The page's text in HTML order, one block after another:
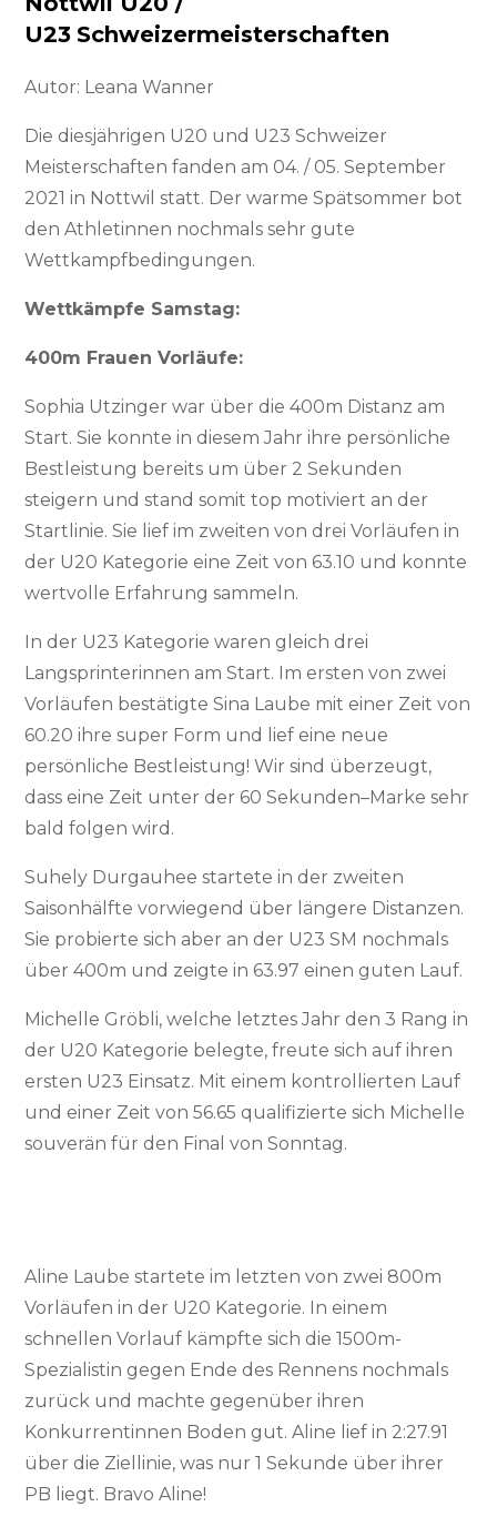
U23 Schweizermeisterschaften
Autor: Leana Wanner
Die diesjährigen U20 und U23 Schweizer
Meisterschaften fanden am 04. / 05. September
2021 in Nottwil statt. Der warme Spätsommer bot
den Athletinnen nochmals sehr gute
Wettkampfbedingungen.
Wettkämpfe Samstag:
400m Frauen Vorläufe:
Sophia Utzinger war über die 400m Distanz am
Start. Sie konnte in diesem Jahr ihre persönliche
Bestleistung bereits um über 2 Sekunden
steigern und stand somit top motiviert an der
Startlinie. Sie lief im zweiten von drei Vorläufen in
der U20 Kategorie eine Zeit von 63.10 und konnte
wertvolle Erfahrung sammeln.
In der U23 Kategorie waren gleich drei
Langsprinterinnen am Start. Im ersten von zwei
Vorläufen bestätigte Sina Laube mit einer Zeit von
60.20 ihre super Form und lief eine neue
persönliche Bestleistung! Wir sind überzeugt,
dass eine Zeit unter der 60 Sekunden–Marke sehr
bald folgen wird.
Suhely Durgauhee startete in der zweiten
Saisonhälfte vorwiegend über längere Distanzen.
Sie probierte sich aber an der U23 SM nochmals
über 400m und zeigte in 63.97 einen guten Lauf.
Michelle Gröbli, welche letztes Jahr den 3 Rang in
der U20 Kategorie belegte, freute sich auf ihren
ersten U23 Einsatz. Mit einem kontrollierten Lauf
und einer Zeit von 56.65 qualifizierte sich Michelle
souverän für den Final von Sonntag.
Aline Laube startete im letzten von zwei 800m
Vorläufen in der U20 Kategorie. In einem
schnellen Vorlauf kämpfte sich die 1500m-
Spezialistin gegen Ende des Rennens nochmals
zurück und machte gegenüber ihren
Konkurrentinnen Boden gut. Aline lief in 2:27.91
über die Ziellinie, was nur 1 Sekunde über ihrer
PB liegt. Bravo Aline!